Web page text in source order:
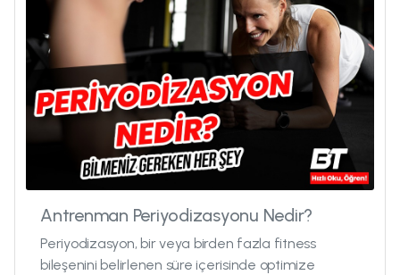
Antrenman Periyodizasyonu Nedir?
Periyodizasyon, bir veya birden fazla fitness
bileşenini belirlenen süre içerisinde optimize